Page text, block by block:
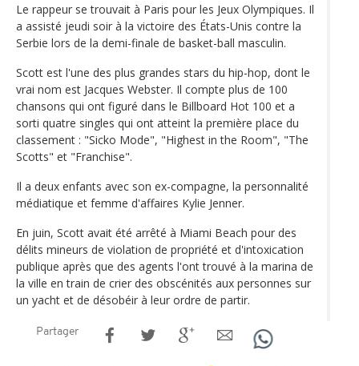
Le rappeur se trouvait à Paris pour les Jeux Olympiques. Il
a assisté jeudi soir à la victoire des États-Unis contre la
Serbie lors de la demi-finale de basket-ball masculin.
Scott est l'une des plus grandes stars du hip-hop, dont le
vrai nom est Jacques Webster. Il compte plus de 100
chansons qui ont figuré dans le Billboard Hot 100 et a
sorti quatre singles qui ont atteint la première place du
classement : "Sicko Mode", "Highest in the Room", "The
Scotts" et "Franchise".
Il a deux enfants avec son ex-compagne, la personnalité
médiatique et femme d'affaires Kylie Jenner.
En juin, Scott avait été arrêté à Miami Beach pour des
délits mineurs de violation de propriété et d'intoxication
publique après que des agents l'ont trouvé à la marina de
la ville en train de crier des obscénités aux personnes sur
un yacht et de désobéir à leur ordre de partir.
Partager